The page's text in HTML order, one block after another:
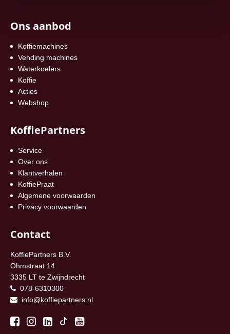
Ons aanbod
Koffiemachines
Vending machines
Waterkoelers
Koffie
Acties
Webshop
KoffiePartners
Service
Over ons
Klantverhalen
KoffiePraat
Algemene voorwaarden
Privacy voorwaarden
Contact
KoffiePartners B.V.
Ohmstraat 14
3335 LT te Zwijndrecht
078-6310300
info@koffiepartners.nl